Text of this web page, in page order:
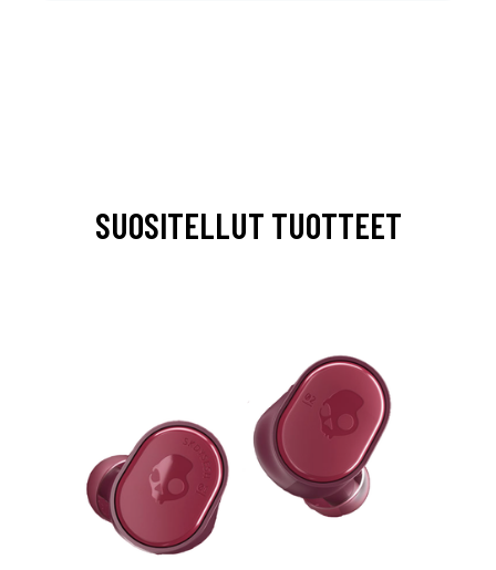
SUOSITELLUT TUOTTEET